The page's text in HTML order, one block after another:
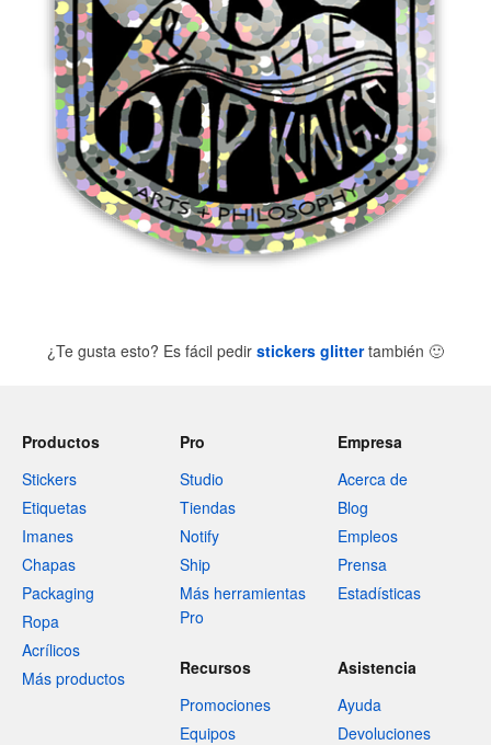
¿Te gusta esto? Es fácil pedir stickers glittertambién 🙂
Productos
Stickers
Etiquetas
Imanes
Chapas
Packaging
Ropa
Acrílicos
Más productos
Pro
Studio
Tiendas
Notify
Ship
Más herramientas
Pro
Empresa
Acerca de
Blog
Empleos
Prensa
Estadísticas
Recursos
Promociones
Equipos
Asistencia
Ayuda
Devoluciones